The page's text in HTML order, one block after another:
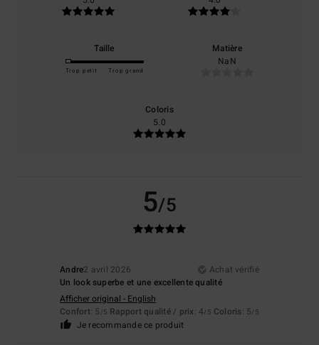
Taille
Trop petit Trop grand
Matière
NaN
Coloris
5.0
5/5
Andre2 avril 2026
Achat vérifié
Un look superbe et une excellente qualité
Afficher original - English
Confort: 5 /5 Rapport qualité / prix: 4/5 Coloris: 5/5
Je recommande ce produit